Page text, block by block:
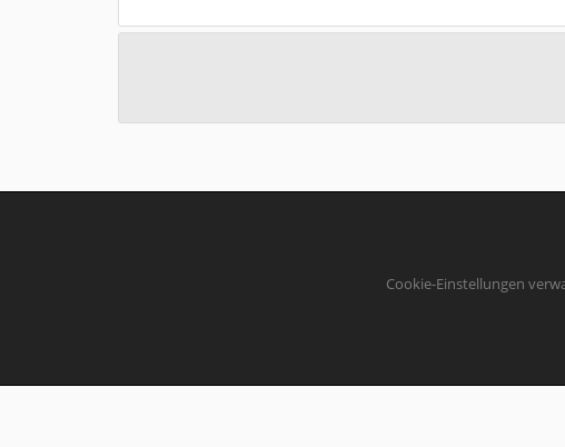
Cookie-Einstellungen